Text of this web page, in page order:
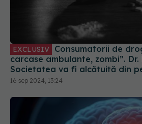
EXCLUSIV
carcase ambulante, zombi”. Dr.
Societatea va fi alcătuită din
disfuncționale
16 sep 2024, 13:24